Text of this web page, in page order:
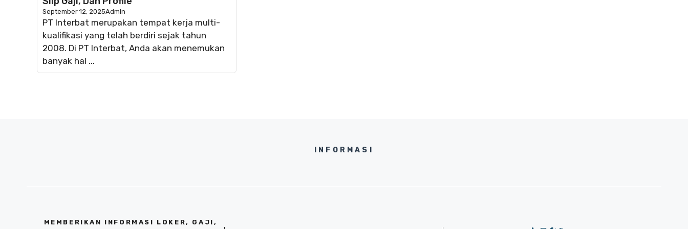
September 12, 2025Admin
PT Interbat merupakan tempat kerja multi-
kualifikasi yang telah berdiri sejak tahun
2008. Di PT Interbat, Anda akan menemukan
banyak hal ...
INFORMASI
MEMBERIKAN INFORMASI LOKER, GAJI,